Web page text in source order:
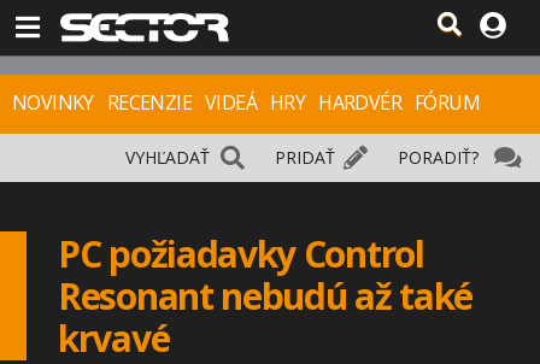
NOVINKY RECENZIE VIDEÁ HRY HARDVÉR FÓRUM
PORADIŤ?
PRIDAŤ
VYHĽADAŤ
PC požiadavky Control
Resonant nebudú až také
krvavé